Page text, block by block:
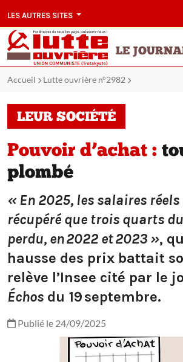
LES AUTRES SITES
LE
Accueil Lutte ouvrière n°2982
LEUR SOCIÉTÉ
Pouvoir d’achat :
plombé
« En 2025, les salaires
récupéré que trois quarts
perdu, en 2022 et 2023 »,
hausse des prix battait
relève l’Insee cité par le
Échos du 19 septembre.
Publié le 24/09/2025